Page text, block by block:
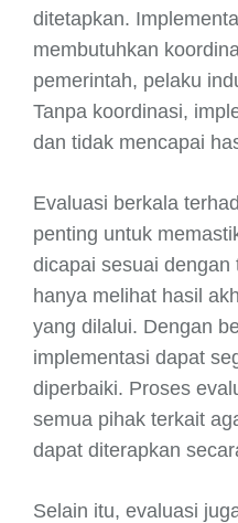
ditetapkan.
membutuhkan
pemerintah, pelaku
Tanpa koordinasi,
dan tidak mencapai
Evaluasi berkala
penting untuk
dicapai sesuai
hanya melihat hasil
yang dilalui. Dengan
implementasi dapat
diperbaiki. Proses
semua pihak terkait
dapat diterapkan
Selain itu, evaluasi